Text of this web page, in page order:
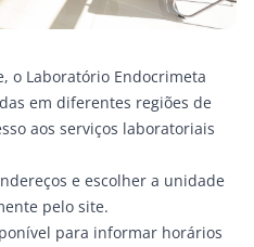
o Laboratório Endocrimeta
em diferentes regiões de
aos serviços laboratoriais
e escolher a unidade
pelo site.
para informar horários